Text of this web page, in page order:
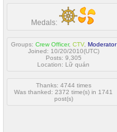
Medals:
Groups: Crew Officer, CTV, Moderator
Joined: 10/20/2010(UTC)
Posts: 9,305
Location: Lữ quán
Thanks: 4744 times
Was thanked: 2372 time(s) in 1741
post(s)